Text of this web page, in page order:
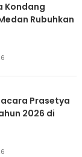
Kondang
Rubuhkan
Prasetya
2026 di